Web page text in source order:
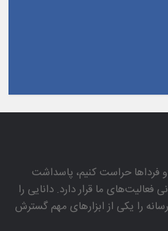
و فرداها حراست كنیم، پاسداشت
ما قرار دارد. دانایی را
را یكی از ابزارهای مهم گسترش